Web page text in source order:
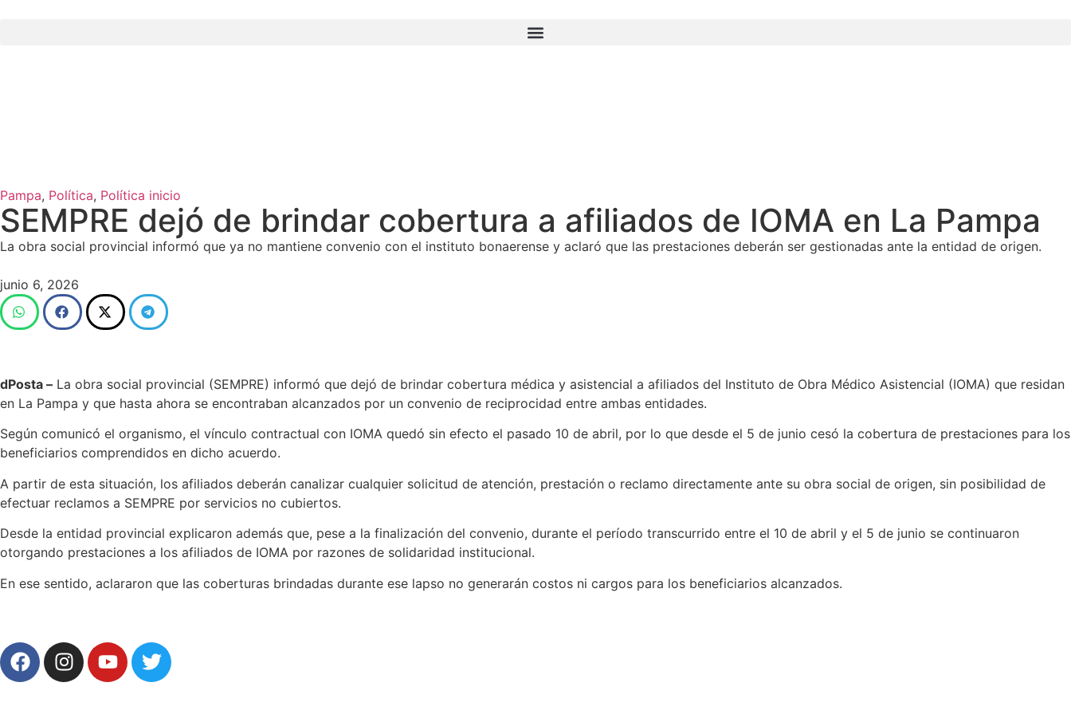
Pampa, Política, Política inicio
SEMPRE dejó de brindar cobertura a afiliados de IOMA en La Pampa
La obra social provincial informó que ya no mantiene convenio con el instituto bonaerense y aclaró que las prestaciones deberán ser gestionadas ante la entidad de origen.
junio 6, 2026
dPosta – La obra social provincial (SEMPRE) informó que dejó de brindar cobertura médica y asistencial a afiliados del Instituto de Obra Médico Asistencial (IOMA) que residan
en La Pampa y que hasta ahora se encontraban alcanzados por un convenio de reciprocidad entre ambas entidades.
Según comunicó el organismo, el vínculo contractual con IOMA quedó sin efecto el pasado 10 de abril, por lo que desde el 5 de junio cesó la cobertura de prestaciones para los
beneficiarios comprendidos en dicho acuerdo.
A partir de esta situación, los afiliados deberán canalizar cualquier solicitud de atención, prestación o reclamo directamente ante su obra social de origen, sin posibilidad de
efectuar reclamos a SEMPRE por servicios no cubiertos.
Desde la entidad provincial explicaron además que, pese a la finalización del convenio, durante el período transcurrido entre el 10 de abril y el 5 de junio se continuaron
otorgando prestaciones a los afiliados de IOMA por razones de solidaridad institucional.
En ese sentido, aclararon que las coberturas brindadas durante ese lapso no generarán costos ni cargos para los beneficiarios alcanzados.